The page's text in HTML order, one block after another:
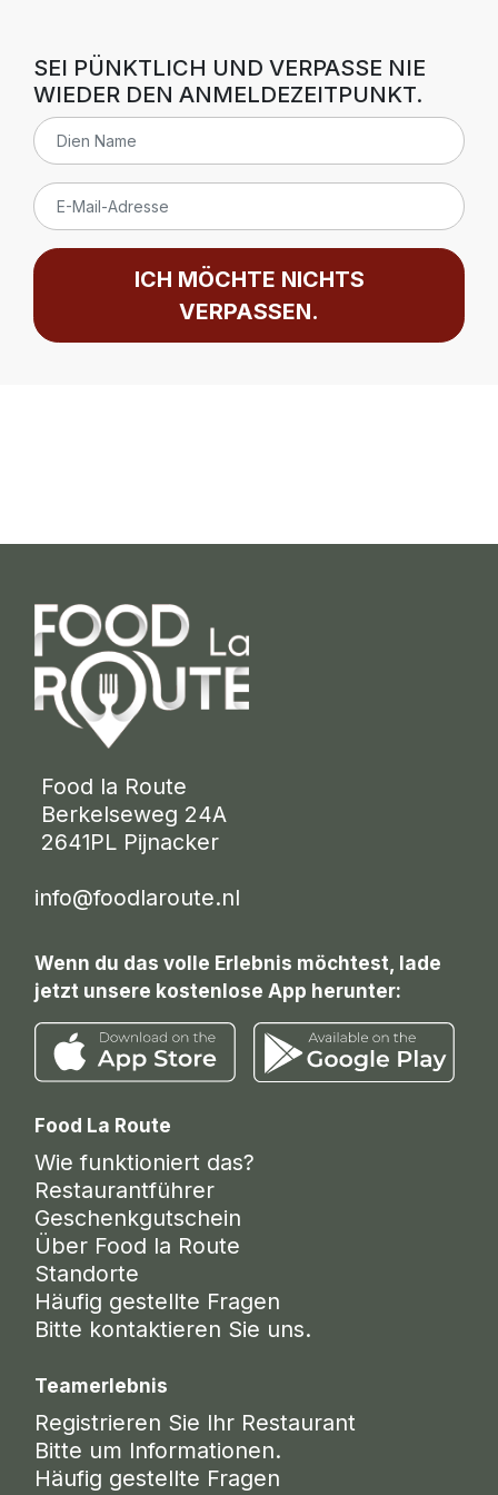
SEI PÜNKTLICH UND VERPASSE NIE
WIEDER DEN ANMELDEZEITPUNKT.
ICH MÖCHTE NICHTS
VERPASSEN.
Food la Route
Berkelseweg 24A
2641PL Pijnacker
info@foodlaroute.nl
Wenn du das volle Erlebnis möchtest, lade
jetzt unsere kostenlose App herunter:
Food La Route
Wie funktioniert das?
Restaurantführer
Geschenkgutschein
Über Food la Route
Standorte
Häufig gestellte Fragen
Bitte kontaktieren Sie uns.
Teamerlebnis
Registrieren Sie Ihr Restaurant
Bitte um Informationen.
Häufig gestellte Fragen